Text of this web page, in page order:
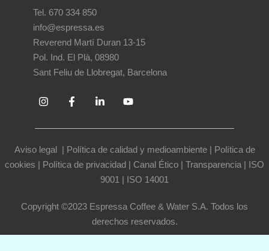
Tel. 670 334 850
info@espressa.es
Reverend Martí Duran 13-15
Pol. Ind. El Plà, 08980
Sant Feliu de Llobregat, Barcelona
Aviso legal | Política de calidad y medioambiente| Política de
cookies | Política de privacidad | Canal Ético | Transparencia | ISO
9001 | ISO 14001
Copyright ©2023 Espressa Coffee & Water S.A. Todos los
derechos reservados.